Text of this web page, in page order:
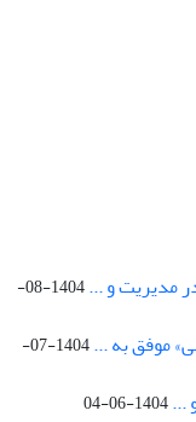
مدیریت و ...
1404-08-
موفق به ...
1404-07-
...
1404-06-04